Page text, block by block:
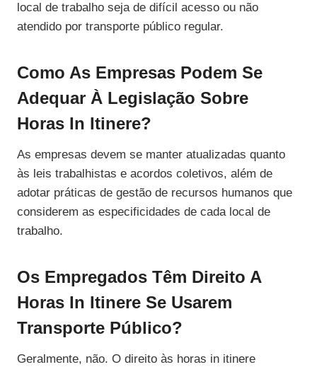
local de trabalho seja de difícil acesso ou não
atendido por transporte público regular.
Como As Empresas Podem Se
Adequar À Legislação Sobre
Horas In Itinere?
As empresas devem se manter atualizadas quanto
às leis trabalhistas e acordos coletivos, além de
adotar práticas de gestão de recursos humanos que
considerem as especificidades de cada local de
trabalho.
Os Empregados Têm Direito A
Horas In Itinere Se Usarem
Transporte Público?
Geralmente, não. O direito às horas in itinere